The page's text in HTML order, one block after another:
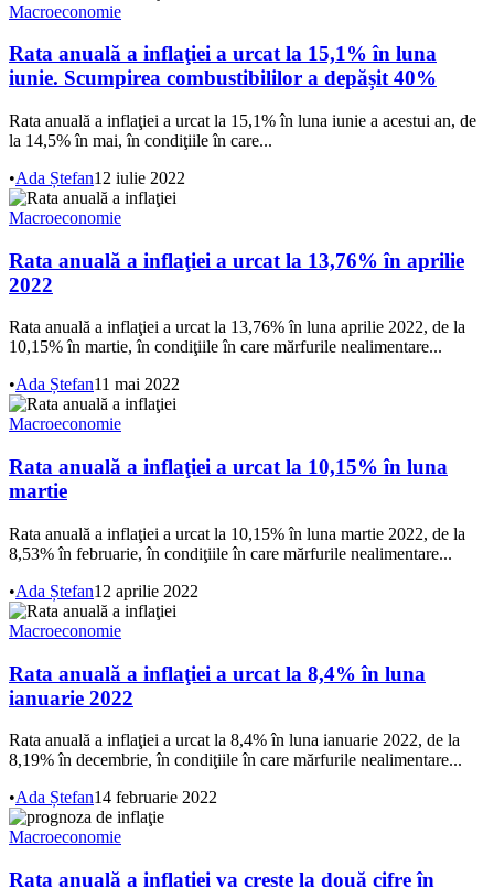
Macroeconomie
Rata anuală a inflaţiei a urcat la 15,1% în luna
iunie. Scumpirea combustibililor a depășit 40%
Rata anuală a inflaţiei a urcat la 15,1% în luna iunie a acestui an, de
la 14,5% în mai, în condiţiile în care...
•Ada Ștefan12 iulie 2022
Macroeconomie
Rata anuală a inflaţiei a urcat la 13,76% în aprilie
2022
Rata anuală a inflaţiei a urcat la 13,76% în luna aprilie 2022, de la
10,15% în martie, în condiţiile în care mărfurile nealimentare...
•Ada Ștefan11 mai 2022
Macroeconomie
Rata anuală a inflaţiei a urcat la 10,15% în luna
martie
Rata anuală a inflaţiei a urcat la 10,15% în luna martie 2022, de la
8,53% în februarie, în condiţiile în care mărfurile nealimentare...
•Ada Ștefan12 aprilie 2022
Macroeconomie
Rata anuală a inflaţiei a urcat la 8,4% în luna
ianuarie 2022
Rata anuală a inflaţiei a urcat la 8,4% în luna ianuarie 2022, de la
8,19% în decembrie, în condiţiile în care mărfurile nealimentare...
•Ada Ștefan14 februarie 2022
Macroeconomie
Rata anuală a inflației va crește la două cifre în